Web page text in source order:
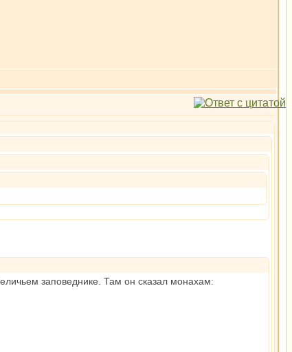
заповеднике. Там он сказал монахам: